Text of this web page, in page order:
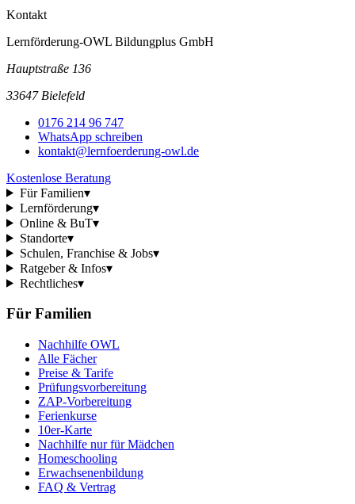
Kontakt
Lernförderung-OWL Bildungplus GmbH
Hauptstraße 136
33647 Bielefeld
0176 214 96 747
WhatsApp schreiben
kontakt@lernfoerderung-owl.de
Kostenlose Beratung
Für Familien▾
Lernförderung▾
Online & BuT▾
Standorte▾
Schulen, Franchise & Jobs▾
Ratgeber & Infos▾
Rechtliches▾
Für Familien
Nachhilfe OWL
Alle Fächer
Preise & Tarife
Prüfungsvorbereitung
ZAP-Vorbereitung
Ferienkurse
10er-Karte
Nachhilfe nur für Mädchen
Homeschooling
Erwachsenenbildung
FAQ & Vertrag